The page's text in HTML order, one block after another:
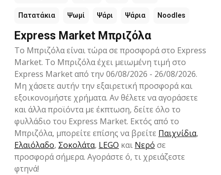
Πατατάκια Ψωμί Ψάρι Ψάρια Noodles
Express Market Μπριζόλα
Το Μπριζόλα είναι τώρα σε προσφορά στο Express
Market. Το Μπριζόλα έχει μειωμένη τιμή στο
Express Market από την 06/08/2026 - 26/08/2026.
Μη χάσετε αυτήν την εξαιρετική προσφορά και
εξοικονομήστε χρήματα. Αν θέλετε να αγοράσετε
και άλλα προϊόντα με έκπτωση, δείτε όλο το
φυλλάδιο του Express Market. Εκτός από το
Μπριζόλα, μπορείτε επίσης να βρείτε Παιχνίδια,
Ελαιόλαδο, Σοκολάτα, LEGO και Νερό σε
προσφορά σήμερα. Αγοράστε ό, τι χρειάζεστε
φτηνά!